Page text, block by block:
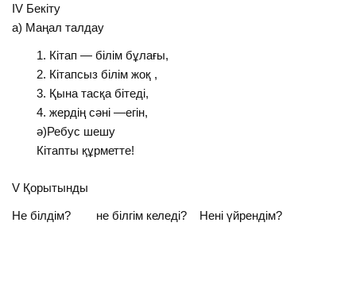
IV Бекіту
а) Маңал талдау
Кітап — білім бұлағы,
Кітапсыз білім жоқ ,
Қына тасқа бітеді,
жердің сәні —егін,
ә)Ребус шешу
Кітапты құрметте!
V Қорытынды
Не білдім? не білгім келеді? Нені үйрендім?